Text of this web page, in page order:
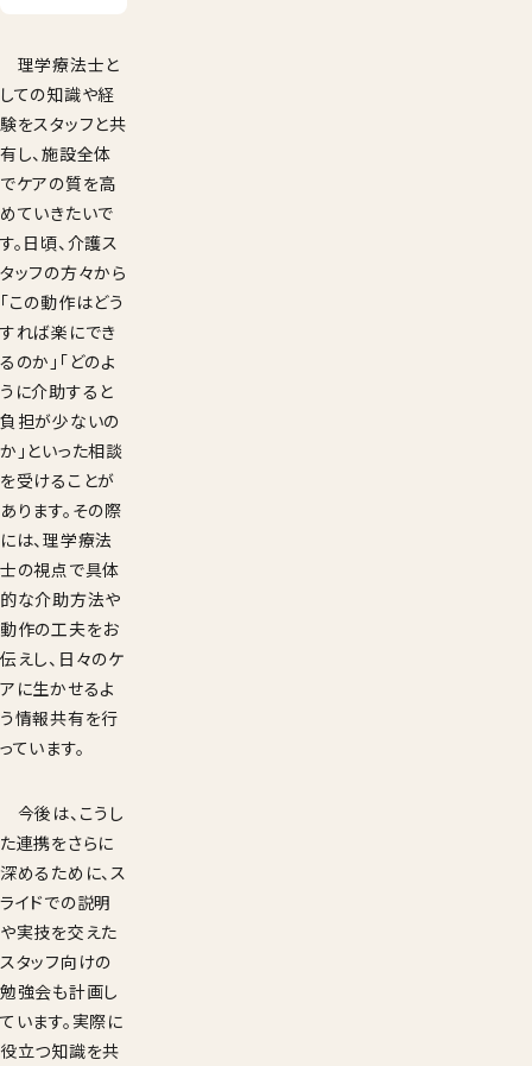
理学療法士と
しての知識や経
験をスタッフと共
有し、施設全体
でケアの質を高
めていきたいで
す。日頃、介護ス
タッフの方々から
「この動作はどう
すれば楽にでき
るのか」「どのよ
うに介助すると
負担が少ないの
か」といった相談
を受けることが
あります。その際
には、理学療法
士の視点で具体
的な介助方法や
動作の工夫をお
伝えし、日々のケ
アに生かせるよ
う情報共有を行
っています。
今後は、こうし
た連携をさらに
深めるために、ス
ライドでの説明
や実技を交えた
スタッフ向けの
勉強会も計画し
ています。実際に
役立つ知識を共